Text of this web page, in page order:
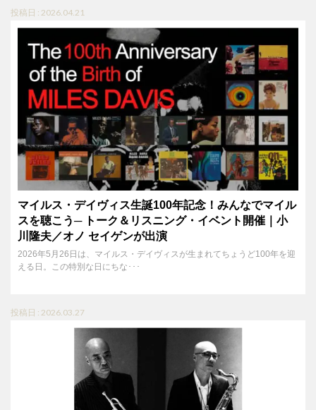
投稿日 : 2026.04.21
マイルス・デイヴィス生誕100年記念！みんなでマイル
スを聴こう─ トーク＆リスニング・イベント開催｜小
川隆夫／オノ セイゲンが出演
2026年5月26日は、マイルス・デイヴィスが生まれてちょうど100年を迎
える日。この特別な日にちな･･･
投稿日 : 2026.03.27